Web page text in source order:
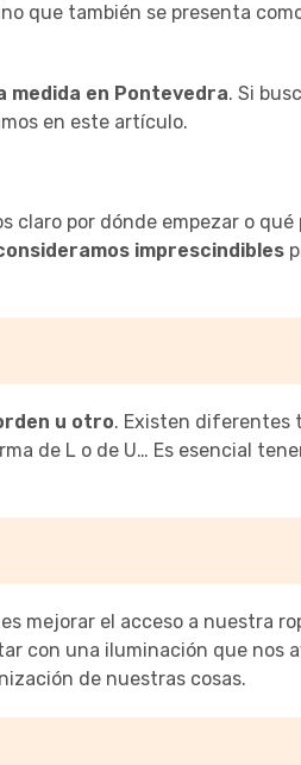
que también se presenta
medida en Pontevedra. Si
en este artículo.
claro por dónde empezar o qué
imprescindibles
u otro. Existen diferentes
de L o de U… Es esencial
mejorar el acceso a nuestra
con una iluminación que nos
de nuestras cosas.